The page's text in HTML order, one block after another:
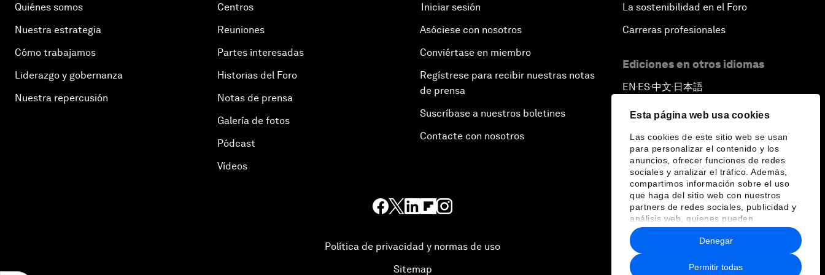
Esta página web usa cookies
Las cookies de este sitio web se usan
para personalizar el contenido y los
anuncios, ofrecer funciones de redes
sociales y analizar el tráfico. Además,
compartimos información sobre el uso
que haga del sitio web con nuestros
partners de redes sociales, publicidad y
análisis web, quienes pueden
combinarla con otra información que les
haya proporcionado o que hayan
recopilado a partir del uso que haya
hecho de sus servicios.
Permitir todas
Denegar
Quiénes somos
Nuestra estrategia
Cómo trabajamos
Liderazgo y gobernanza
Nuestra repercusión
Centros
Reuniones
Partes interesadas
Historias del Foro
Notas de prensa
Galería de fotos
Pódcast
Vídeos
Iniciar sesión
Asóciese con nosotros
Conviértase en miembro
Regístrese para recibir nuestras notas
de prensa
Suscríbase a nuestros boletines
Contacte con nosotros
La sostenibilidad en el Foro
Carreras profesionales
Ediciones en otros idiomas
EN ▪ ES▪中文▪ 日本語
Política de privacidad y normas de uso
Sitemap